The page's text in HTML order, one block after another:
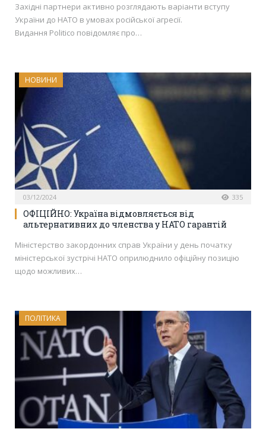
Західні партнери активно розглядають варіанти вступу
України до НАТО в умовах російської агресії.
Видання Politico повідомляє про…
НОВИНИ
03/12/2024 335
ОФІЦІЙНО: Україна відмовляється від
альтернативних до членства у НАТО гарантій
Міністерство закордонних справ України у день початку
міністерської зустрічі НАТО оприлюднило офіційну позицію
щодо можливих…
ПОЛІТИКА